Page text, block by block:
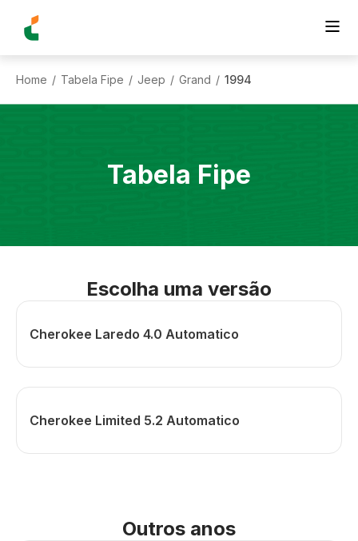
Home / Tabela Fipe / Jeep / Grand / 1994
Tabela Fipe
Escolha uma versão
Cherokee Laredo 4.0 Automatico
Cherokee Limited 5.2 Automatico
Outros anos